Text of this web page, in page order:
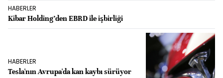
HABERLER
Kibar Holding’den EBRD ile işbirliği
HABERLER
Tesla'nın Avrupa'da kan kaybı sürüyor